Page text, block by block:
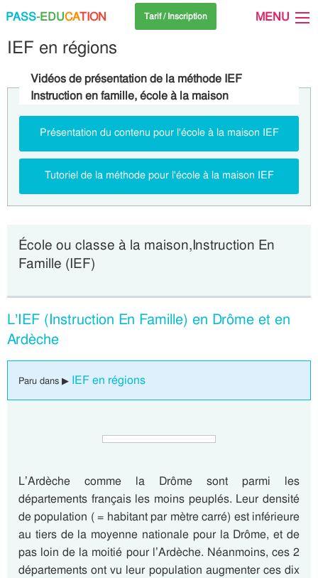
PASS-EDUCATION Tarif / Inscription MENU
IEF en régions
Vidéos de présentation de la méthode IEF
Instruction en famille, école à la maison
Présentation du contenu pour l'école à la maison IEF
Tutoriel de la méthode pour l'école à la maison IEF
École ou classe à la maison,Instruction En
Famille (IEF)
L’IEF (Instruction En Famille) en Drôme et en
Ardèche
Paru dans ▶ IEF en régions
L’Ardèche comme la Drôme sont parmi les
départements français les moins peuplés. Leur densité
de population ( = habitant par mètre carré) est inférieure
au tiers de la moyenne nationale pour la Drôme, et de
pas loin de la moitié pour l’Ardèche. Néanmoins, ces 2
départements ont vu leur population augmenter ces dix